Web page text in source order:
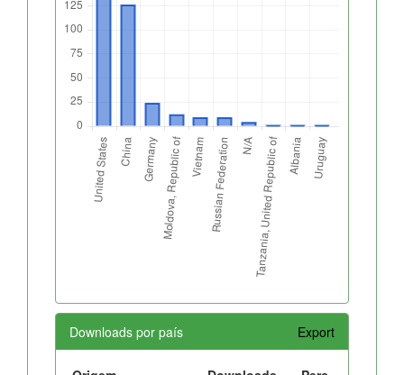
Downloads por país Export